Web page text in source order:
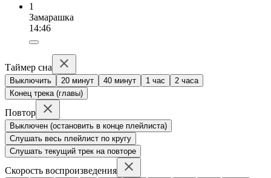
1
Замарашка
14:46
Таймер сна
Выключить 20 минут 40 минут 1 час
2 часа
Конец трека (главы)
Повтор
Выключен (остановить в конце плейлиста)
Слушать весь плейлист по кругу
Слушать текущий трек на повторе
Скорость воспроизведения